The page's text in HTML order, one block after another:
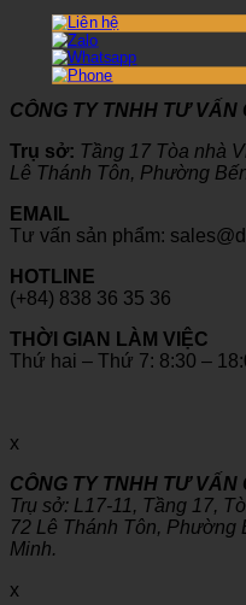
CÔNG TY TNHH TƯ VẤN
Trụ sở: Tầng 17 Tòa nhà
Lê Thánh Tôn, Phường
EMAIL
Tư vấn sản phẩm:
HOTLINE
(+84) 838 36 35 36
THỜI GIAN LÀM VIỆC
Thứ hai – Thứ 7: 8:30 –
x
CÔNG TY TNHH TƯ VẤN
Trụ sở: L17-11, Tầng 17,
72 Lê Thánh Tôn, Phường
Minh.
x